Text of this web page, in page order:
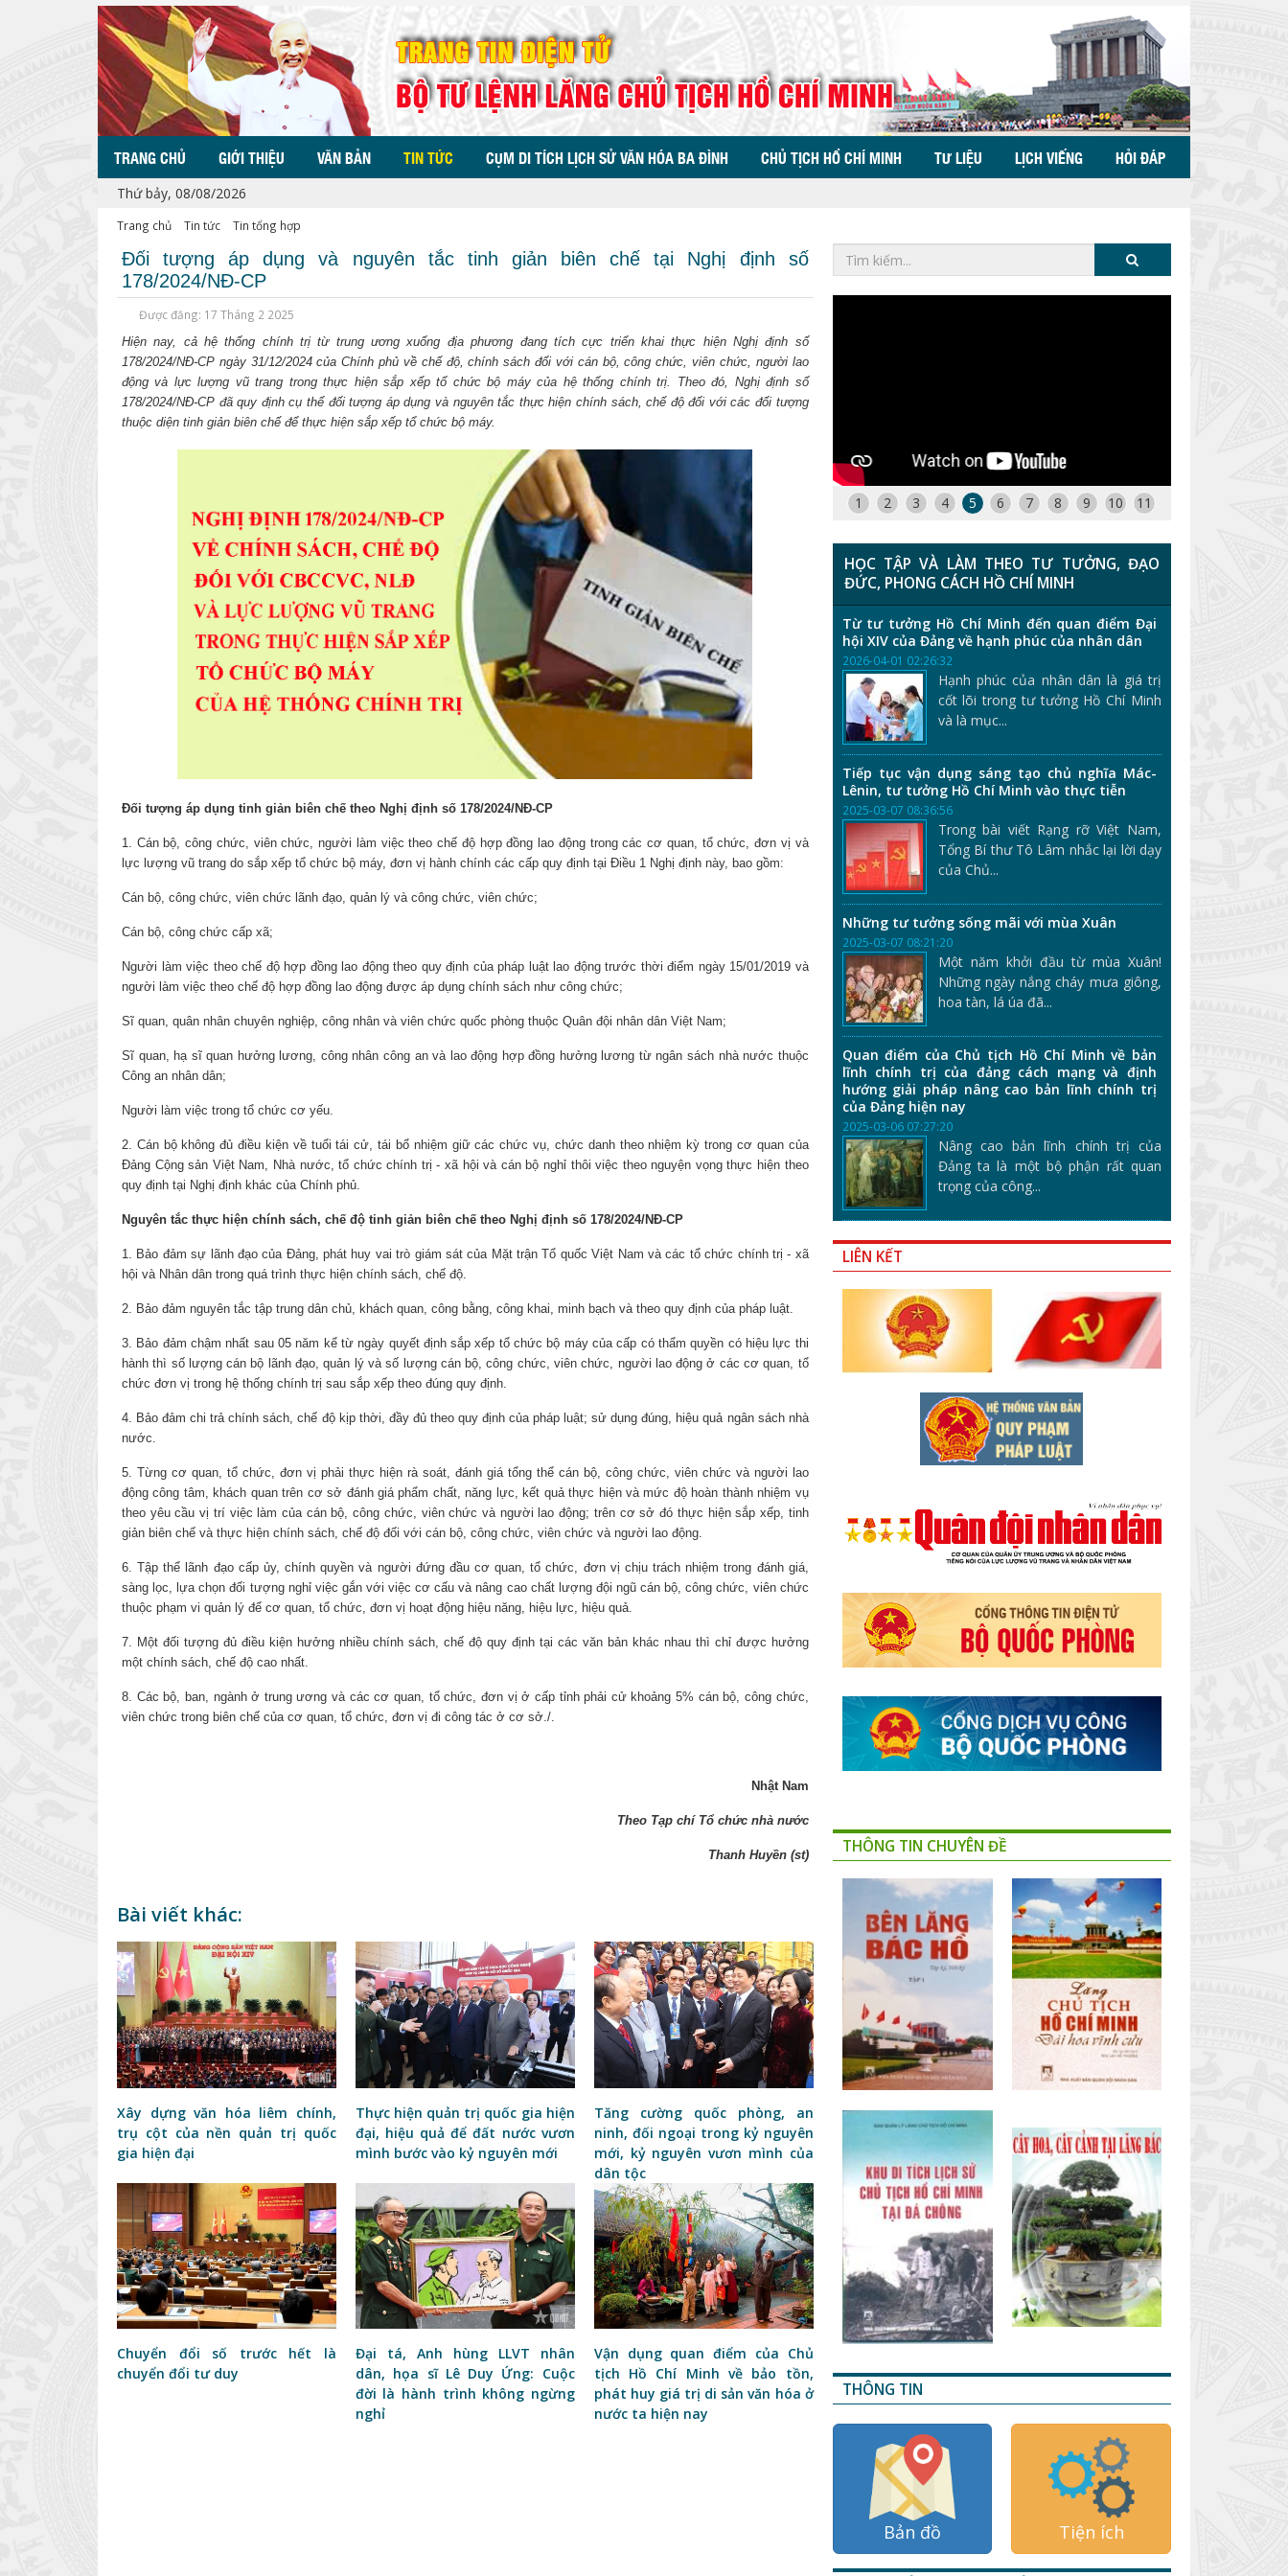
TRANG CHỦ GIỚI THIỆU VĂN BẢN TIN TỨC CỤM DI TÍCH LỊCH SỬ VĂN HÓA BA ĐÌNH CHỦ TỊCH HỒ CHÍ MINH TƯ LIỆU LỊCH VIẾNG HỎI ĐÁP
Thứ bảy, 08/08/2026
Trang chủ Tin tức Tin tổng hợp
Đối tượng áp dụng và nguyên tắc tinh giản biên chế tại Nghị định số
178/2024/NĐ-CP
Được đăng: 17 Tháng 2 2025
Hiện nay, cả hệ thống chính trị từ trung ương xuống địa phương đang tích cực triển khai thực hiện Nghị định số
178/2024/NĐ-CP ngày 31/12/2024 của Chính phủ về chế độ, chính sách đối với cán bộ, công chức, viên chức, người lao
động và lực lượng vũ trang trong thực hiện sắp xếp tổ chức bộ máy của hệ thống chính trị. Theo đó, Nghị định số
178/2024/NĐ-CP đã quy định cụ thể đối tượng áp dụng và nguyên tắc thực hiện chính sách, chế độ đối với các đối tượng
thuộc diện tinh giản biên chế để thực hiện sắp xếp tổ chức bộ máy.
Đối tượng áp dụng tinh giản biên chế theo Nghị định số 178/2024/NĐ-CP
1. Cán bộ, công chức, viên chức, người làm việc theo chế độ hợp đồng lao động trong các cơ quan, tổ chức, đơn vị và
lực lượng vũ trang do sắp xếp tổ chức bộ máy, đơn vị hành chính các cấp quy định tại Điều 1 Nghị định này, bao gồm:
Cán bộ, công chức, viên chức lãnh đạo, quản lý và công chức, viên chức;
Cán bộ, công chức cấp xã;
Người làm việc theo chế độ hợp đồng lao động theo quy định của pháp luật lao động trước thời điểm ngày 15/01/2019 và
người làm việc theo chế độ hợp đồng lao động được áp dụng chính sách như công chức;
Sĩ quan, quân nhân chuyên nghiệp, công nhân và viên chức quốc phòng thuộc Quân đội nhân dân Việt Nam;
Sĩ quan, hạ sĩ quan hưởng lương, công nhân công an và lao động hợp đồng hưởng lương từ ngân sách nhà nước thuộc
Công an nhân dân;
Người làm việc trong tổ chức cơ yếu.
2. Cán bộ không đủ điều kiện về tuổi tái cử, tái bổ nhiệm giữ các chức vụ, chức danh theo nhiệm kỳ trong cơ quan của
Đảng Cộng sản Việt Nam, Nhà nước, tổ chức chính trị - xã hội và cán bộ nghỉ thôi việc theo nguyện vọng thực hiện theo
quy định tại Nghị định khác của Chính phủ.
Nguyên tắc thực hiện chính sách, chế độ tinh giản biên chế theo Nghị định số 178/2024/NĐ-CP
1. Bảo đảm sự lãnh đạo của Đảng, phát huy vai trò giám sát của Mặt trận Tổ quốc Việt Nam và các tổ chức chính trị - xã
hội và Nhân dân trong quá trình thực hiện chính sách, chế độ.
2. Bảo đảm nguyên tắc tập trung dân chủ, khách quan, công bằng, công khai, minh bạch và theo quy định của pháp luật.
3. Bảo đảm chậm nhất sau 05 năm kể từ ngày quyết định sắp xếp tổ chức bộ máy của cấp có thẩm quyền có hiệu lực thi
hành thì số lượng cán bộ lãnh đạo, quản lý và số lượng cán bộ, công chức, viên chức, người lao động ở các cơ quan, tổ
chức đơn vị trong hệ thống chính trị sau sắp xếp theo đúng quy định.
4. Bảo đảm chi trả chính sách, chế độ kịp thời, đầy đủ theo quy định của pháp luật; sử dụng đúng, hiệu quả ngân sách nhà
nước.
5. Từng cơ quan, tổ chức, đơn vị phải thực hiện rà soát, đánh giá tổng thể cán bộ, công chức, viên chức và người lao
động công tâm, khách quan trên cơ sở đánh giá phẩm chất, năng lực, kết quả thực hiện và mức độ hoàn thành nhiệm vụ
theo yêu cầu vị trí việc làm của cán bộ, công chức, viên chức và người lao động; trên cơ sở đó thực hiện sắp xếp, tinh
giản biên chế và thực hiện chính sách, chế độ đối với cán bộ, công chức, viên chức và người lao động.
6. Tập thể lãnh đạo cấp ủy, chính quyền và người đứng đầu cơ quan, tổ chức, đơn vị chịu trách nhiệm trong đánh giá,
sàng lọc, lựa chọn đối tượng nghỉ việc gắn với việc cơ cấu và nâng cao chất lượng đội ngũ cán bộ, công chức, viên chức
thuộc phạm vi quản lý để cơ quan, tổ chức, đơn vị hoạt động hiệu năng, hiệu lực, hiệu quả.
7. Một đối tượng đủ điều kiện hưởng nhiều chính sách, chế độ quy định tại các văn bản khác nhau thì chỉ được hưởng
một chính sách, chế độ cao nhất.
8. Các bộ, ban, ngành ở trung ương và các cơ quan, tổ chức, đơn vị ở cấp tỉnh phải cử khoảng 5% cán bộ, công chức,
viên chức trong biên chế của cơ quan, tổ chức, đơn vị đi công tác ở cơ sở./.
Nhật Nam
Theo Tạp chí Tổ chức nhà nước
Thanh Huyền (st)
Bài viết khác:
Xây dựng văn hóa liêm chính,
trụ cột của nền quản trị quốc
gia hiện đại
Thực hiện quản trị quốc gia hiện
đại, hiệu quả để đất nước vươn
mình bước vào kỷ nguyên mới
Tăng cường quốc phòng, an
ninh, đối ngoại trong kỷ nguyên
mới, kỷ nguyên vươn mình của
dân tộc
Chuyển đổi số trước hết là
chuyển đổi tư duy
Đại tá, Anh hùng LLVT nhân
dân, họa sĩ Lê Duy Ứng: Cuộc
đời là hành trình không ngừng
nghỉ
Vận dụng quan điểm của Chủ
tịch Hồ Chí Minh về bảo tồn,
phát huy giá trị di sản văn hóa ở
nước ta hiện nay
1 2 3 4 5 6 7 8 9 10 11
HỌC TẬP VÀ LÀM THEO TƯ TƯỞNG, ĐẠO
ĐỨC, PHONG CÁCH HỒ CHÍ MINH
Từ tư tưởng Hồ Chí Minh đến quan điểm Đại
hội XIV của Đảng về hạnh phúc của nhân dân
2026-04-01 02:26:32
Hạnh phúc của nhân dân là giá trị
cốt lõi trong tư tưởng Hồ Chí Minh
và là mục...
Tiếp tục vận dụng sáng tạo chủ nghĩa Mác-
Lênin, tư tưởng Hồ Chí Minh vào thực tiễn
2025-03-07 08:36:56
Trong bài viết Rạng rỡ Việt Nam,
Tổng Bí thư Tô Lâm nhắc lại lời dạy
của Chủ...
Những tư tưởng sống mãi với mùa Xuân
2025-03-07 08:21:20
Một năm khởi đầu từ mùa Xuân!
Những ngày nắng cháy mưa giông,
hoa tàn, lá úa đã...
Quan điểm của Chủ tịch Hồ Chí Minh về bản
lĩnh chính trị của đảng cách mạng và định
hướng giải pháp nâng cao bản lĩnh chính trị
của Đảng hiện nay
2025-03-06 07:27:20
Nâng cao bản lĩnh chính trị của
Đảng ta là một bộ phận rất quan
trọng của công...
LIÊN KẾT
THÔNG TIN CHUYÊN ĐỀ
THÔNG TIN
Bản đồ Tiện ích